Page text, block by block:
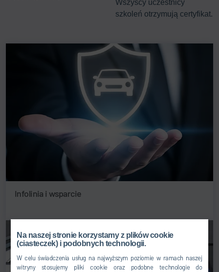
Na naszej stronie korzystamy z plików cookie
(ciasteczek) i podobnych technologii.
W celu świadczenia usług na najwyższym poziomie w ramach naszej
witryny stosujemy pliki cookie oraz podobne technologie do
Wszyscy uczestnicy
szkoleń otrzymują certyfikat.
Infolinia i wsparcie